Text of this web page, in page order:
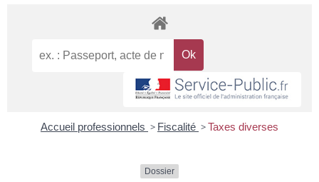
Accueil professionnels > Fiscalité >Taxes diverses
Dossier